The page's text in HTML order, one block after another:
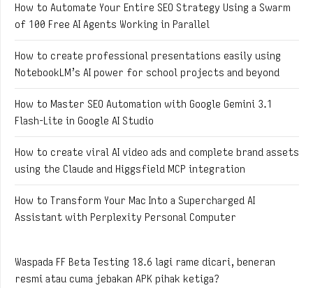
How to Automate Your Entire SEO Strategy Using a Swarm
of 100 Free AI Agents Working in Parallel
How to create professional presentations easily using
NotebookLM’s AI power for school projects and beyond
How to Master SEO Automation with Google Gemini 3.1
Flash-Lite in Google AI Studio
How to create viral AI video ads and complete brand assets
using the Claude and Higgsfield MCP integration
How to Transform Your Mac Into a Supercharged AI
Assistant with Perplexity Personal Computer
Waspada FF Beta Testing 18.6 lagi rame dicari, beneran
resmi atau cuma jebakan APK pihak ketiga?